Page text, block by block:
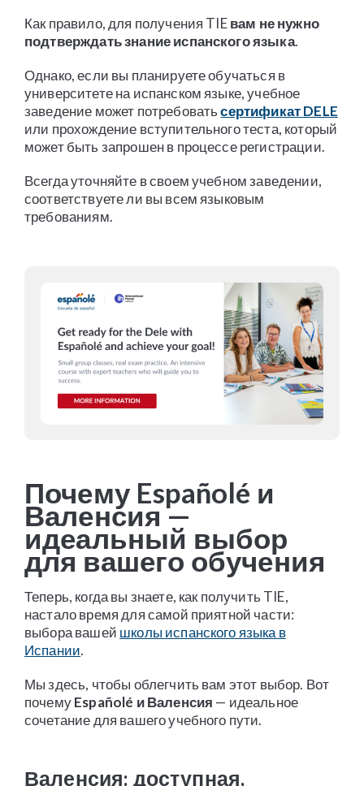
Как правило, для получения TIEвам не нужно
подтверждать знание испанского языка.
Однако, если вы планируете обучаться в
университете на испанском языке, учебное
заведение может потребоватьсертификат DELE
или прохождение вступительного теста, который
может быть запрошен в процессе регистрации.
Всегда уточняйте в своем учебном заведении,
соответствуете ли вы всем языковым
требованиям.
Почему Españolé и
Валенсия —
идеальный выбор
для вашего обучения
Теперь, когда вы знаете, как получить TIE,
настало время для самой приятной части:
выбора вашей школы испанского языка в
Испании.
Мы здесь, чтобы облегчить вам этот выбор. Вот
почемуEspañolé и Валенсия — идеальное
сочетание для вашего учебного пути.
Валенсия: доступная,